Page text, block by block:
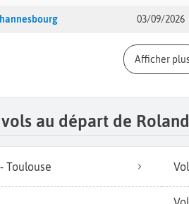
03/09/2026
Afficher
au départ de
Toulouse